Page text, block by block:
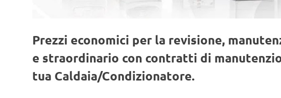
Prezzi economici per la revisione,
e straordinario con contratti di
tua Caldaia/Condizionatore.